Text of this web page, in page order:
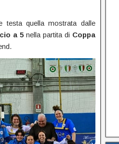
testa quella mostrata dalle
a 5nella partita di Coppa